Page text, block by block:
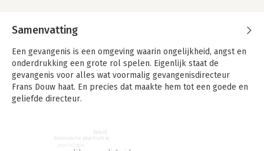
Samenvatting
Een gevangenis is een omgeving waarin ongelijkheid, angst en
onderdrukking een grote rol spelen. Eigenlijk staat de
gevangenis voor alles wat voormalig gevangenisdirecteur
Frans Douw haat. En precies dat maakte hem tot een goede en
geliefde directeur.
volledig in het teken heeft gestaan van wat hij ‘menswaardige
detentie’ noemt: gedetineerden verdienen veel meer
forensische psychiatrie
beleid